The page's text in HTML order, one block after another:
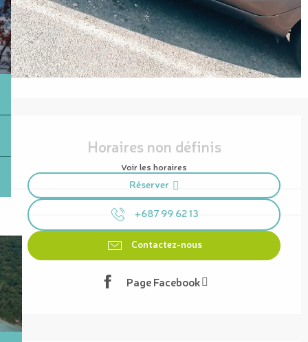
Horaires non définis
Voir les horaires
Réserver
+687 99 62 13
Contactez-nous
Page Facebook